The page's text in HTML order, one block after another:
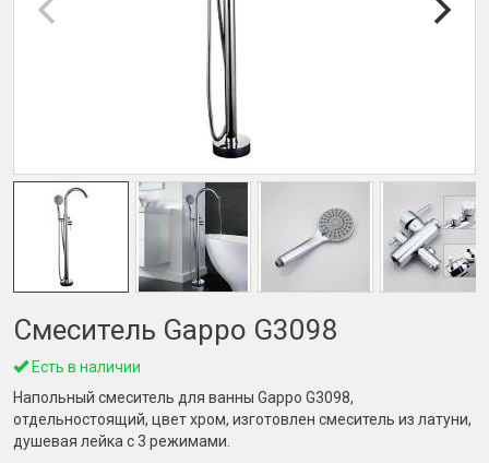
Смеситель Gappo G3098
Есть в наличии
Напольный смеситель для ванны Gappo G3098,
отдельностоящий, цвет хром, изготовлен смеситель из латуни,
душевая лейка с 3 режимами.